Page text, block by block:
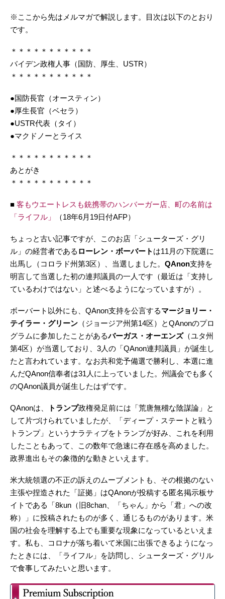
※ここから先はメルマガで解説します。目次は以下のとおり
です。
＊＊＊＊＊＊＊＊＊＊＊
バイデン政権人事（国防、厚生、USTR）
＊＊＊＊＊＊＊＊＊＊＊
●国防長官（オースティン）
●厚生長官（ベセラ）
●USTR代表（タイ）
●マクドノーとライス
＊＊＊＊＊＊＊＊＊＊＊
あとがき
＊＊＊＊＊＊＊＊＊＊＊
■ 客もウエートレスも銃携帯のハンバーガー店、町の名前は
「ライフル」
（18年6月19日付AFP）
ちょっと古い記事ですが、このお店「シューターズ・グリ
ル」の経営者である ローレン・ボーバート は11月の下院選に
出馬し（コロラド州第3区）、当選しました。 QAnon支持を
明言して当選した初の連邦議員の一人です（最近は「支持し
ているわけではない」と述べるようになっていますが）。
ボーバート以外にも、QAnon支持を公言するマージョリー・
テイラー・グリーン （ジョージア州第14区）とQAnonのプロ
グラムに参加したことがあるバーガス・オーエンズ（ユタ州
第4区）が当選しており、3人の「QAnon連邦議員」が誕生し
たと言われています。なお共和党予備選で勝利し、本選に進
んだQAnon信奉者は31人に上っていました。州議会でも多く
のQAnon議員が誕生したはずです。
QAnonは、 トランプ政権発足前には「荒唐無稽な陰謀論」と
して片づけられていましたが、「ディープ・ステートと戦う
トランプ」というナラティブをトランプが好み、これを利用
したこともあって、この数年で急速に存在感を高めました。
政界進出もその象徴的な動きといえます。
米大統領選の不正の訴えのムーブメントも、その根拠のない
主張や捏造された「証拠」はQAnonが投稿する匿名掲示板サ
イトである「8kun（旧8chan、「ちゃん」から「君」への改
称）」に投稿されたものが多く、通じるものがあります。米
国の社会を理解する上でも重要な現象になっているといえま
す。私も、コロナが落ち着いて米国に出張できるようになっ
たときには、「ライフル」を訪問し、シューターズ・グリル
で食事してみたいと思います。